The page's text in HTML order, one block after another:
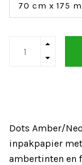
70 cm x 175
Dots Amber/
inpakpapier
ambertinten en